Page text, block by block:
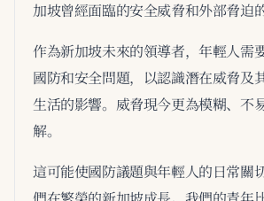
加坡曾經面臨的安全威脅和外部脅迫
作為新加坡未來的領導者，年輕人需
國防和安全問題，以認識潛在威脅及
生活的影響。威脅現今更為模糊、不
解。
這可能使國防議題與年輕人的日常關